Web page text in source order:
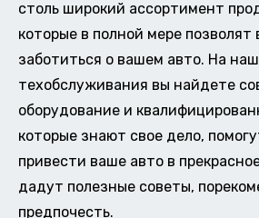
столь широкий ассортимент
которые в полной мере позволят
заботиться о вашем авто. На
техобслуживания вы найдете
оборудование и
которые знают свое дело,
привести ваше авто в
дадут полезные советы,
предпочесть.